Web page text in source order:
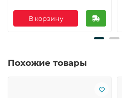
В корзину
Похожие товары